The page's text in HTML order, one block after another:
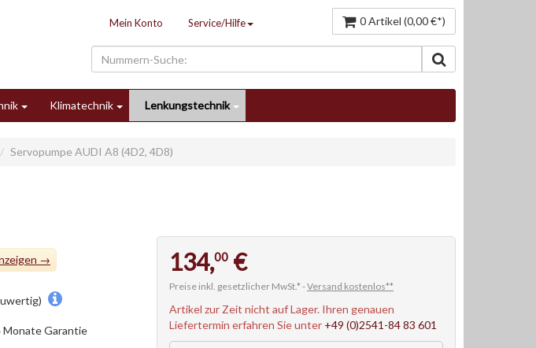
Mein Konto Service/Hilfe 0 Artikel (0,00 €*)
Klimatechnik Lenkungstechnik
Servopumpe AUDI A8 (4D2, 4D8)
Monate Garantie
134,00 €
Preise inkl. gesetzlicher MwSt.* -Versand kostenlos**
Artikel zur Zeit nicht auf Lager. Ihren genauen
Liefertermin erfahren Sie unter +49 (0)2541-84 83 601